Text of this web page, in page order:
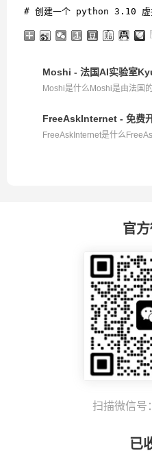
# 创建一个 python
Moshi - 法国AI实验室
Moshi是什么Moshi是由法国
FreeAskInternet - 免费
FreeAskInternet是什么
官
扫描微信号：
已